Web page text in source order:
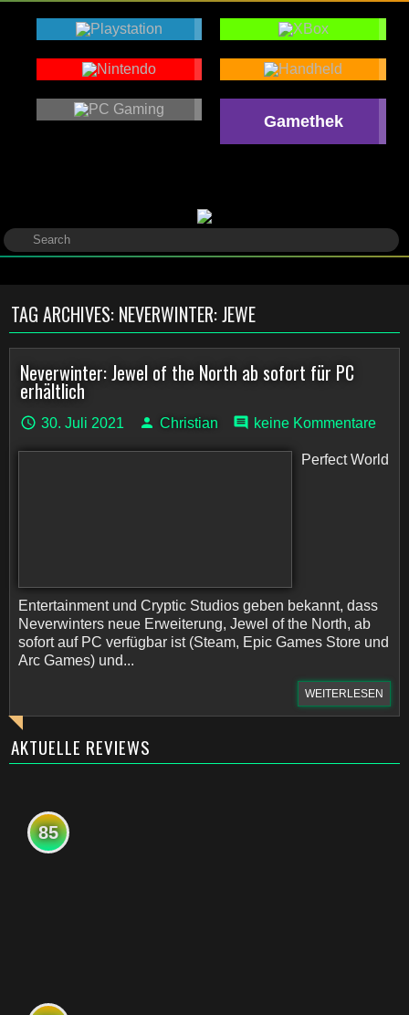
Gamethek
TAG ARCHIVES: NEVERWINTER: JEWE
Neverwinter: Jewel of the North ab sofort für PC
erhältlich
30. Juli 2021 Christian keine Kommentare
Perfect World
Entertainment und Cryptic Studios geben bekannt, dass
Neverwinters neue Erweiterung, Jewel of the North, ab
sofort auf PC verfügbar ist (Steam, Epic Games Store und
Arc Games) und...
WEITERLESEN
AKTUELLE REVIEWS
85